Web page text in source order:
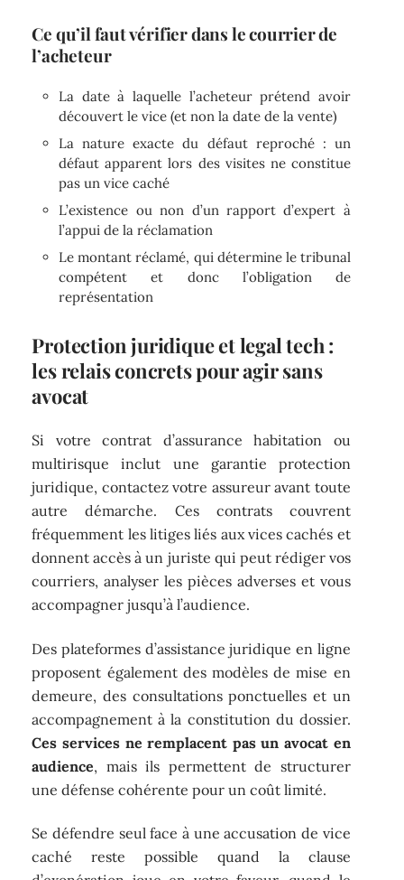
Ce qu’il faut vérifier dans le courrier de
l’acheteur
La date à laquelle l’acheteur prétend avoir
découvert le vice (et non la date de la vente)
La nature exacte du défaut reproché : un
défaut apparent lors des visites ne constitue
pas un vice caché
L’existence ou non d’un rapport d’expert à
l’appui de la réclamation
Le montant réclamé, qui détermine le tribunal
compétent et donc l’obligation de
représentation
Protection juridique et legal tech :
les relais concrets pour agir sans
avocat
Si votre contrat d’assurance habitation ou
multirisque inclut une garantie protection
juridique, contactez votre assureur avant toute
autre démarche. Ces contrats couvrent
fréquemment les litiges liés aux vices cachés et
donnent accès à un juriste qui peut rédiger vos
courriers, analyser les pièces adverses et vous
accompagner jusqu’à l’audience.
Des plateformes d’assistance juridique en ligne
proposent également des modèles de mise en
demeure, des consultations ponctuelles et un
accompagnement à la constitution du dossier.
Ces services ne remplacent pas un avocat en
audience, mais ils permettent de structurer
une défense cohérente pour un coût limité.
Se défendre seul face à une accusation de vice
caché reste possible quand la clause